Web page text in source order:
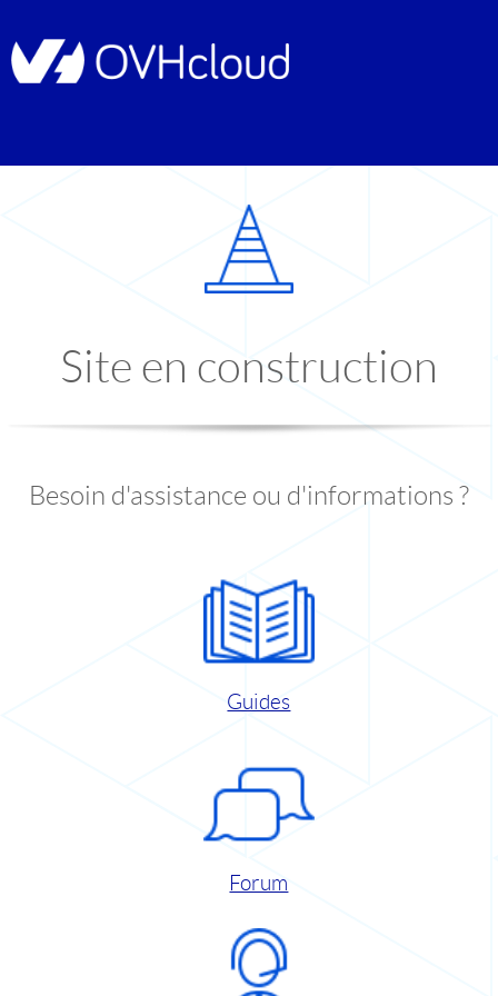
Site en construction
Besoin d'assistance ou d'informations ?
Guides
Forum